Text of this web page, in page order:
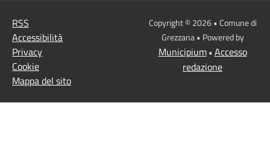
RSS
Accessibilità
Privacy
Cookie
Mappa del sito
Copyright © 2026 • Comune di
Grezzana • Powered by
Municipium• Accesso
redazione